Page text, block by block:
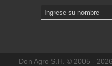
Don Agro S.H. © 2005 -